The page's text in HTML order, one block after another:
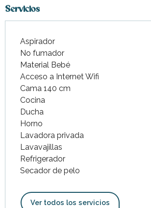
Servicios
Aspirador
No fumador
Material Bebé
Acceso a Internet Wifi
Cama 140 cm
Cocina
Ducha
Horno
Lavadora privada
Lavavajillas
Refrigerador
Secador de pelo
Ver todos los servicios